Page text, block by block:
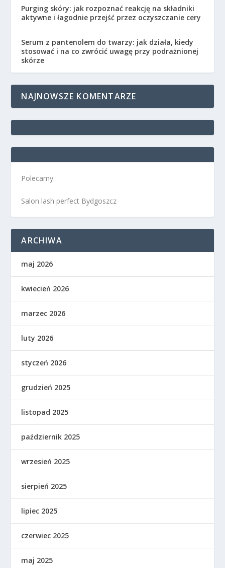
Purging skóry: jak rozpoznać reakcję na składniki
aktywne i łagodnie przejść przez oczyszczanie cery
Serum z pantenolem do twarzy: jak działa, kiedy
stosować i na co zwrócić uwagę przy podrażnionej
skórze
NAJNOWSZE KOMENTARZE
Polecamy:
Salon lash perfect Bydgoszcz
ARCHIWA
maj 2026
kwiecień 2026
marzec 2026
luty 2026
styczeń 2026
grudzień 2025
listopad 2025
październik 2025
wrzesień 2025
sierpień 2025
lipiec 2025
czerwiec 2025
maj 2025